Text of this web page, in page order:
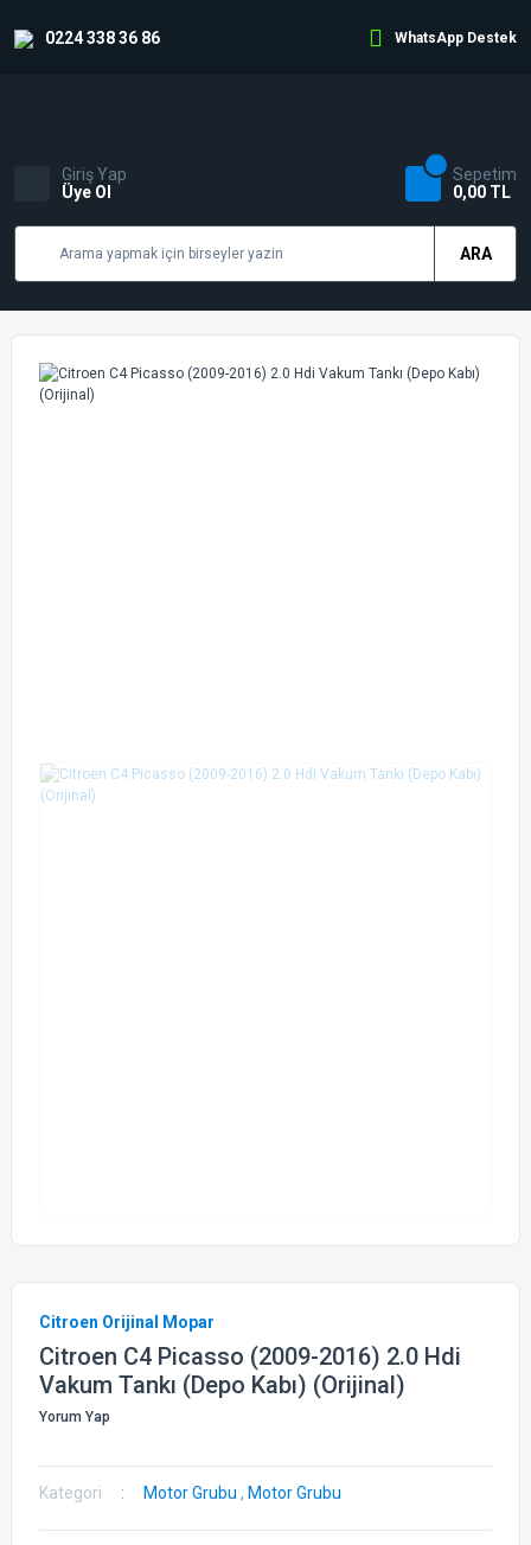
0224 338 36 86 WhatsApp Destek
ARA
Giriş Yap
Üye Ol
Sepetim
0,00 TL
Citroen Orijinal Mopar
Citroen C4 Picasso (2009-2016) 2.0 Hdi
Vakum Tankı (Depo Kabı) (Orijinal)
Yorum Yap
Kategori Motor Grubu , Motor Grubu